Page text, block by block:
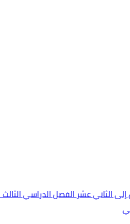
عشر الفصل الدراسي الثالث 2023-2024